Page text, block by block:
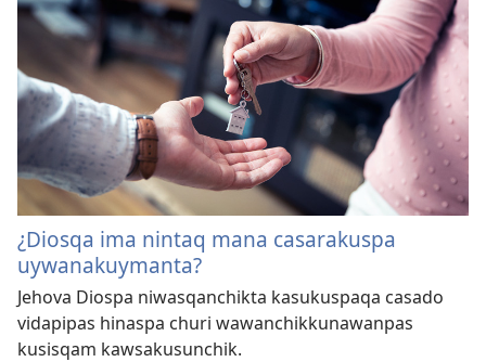
¿Diosqa ima nintaq mana casarakuspa
uywanakuymanta?
Jehova Diospa niwasqanchikta kasukuspaqa casado
vidapipas hinaspa churi wawanchikkunawanpas
kusisqam kawsakusunchik.